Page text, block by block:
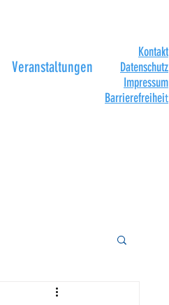
Kontakt
Datenschutz
Impressum
Barrierefreiheit
Veranstaltungen